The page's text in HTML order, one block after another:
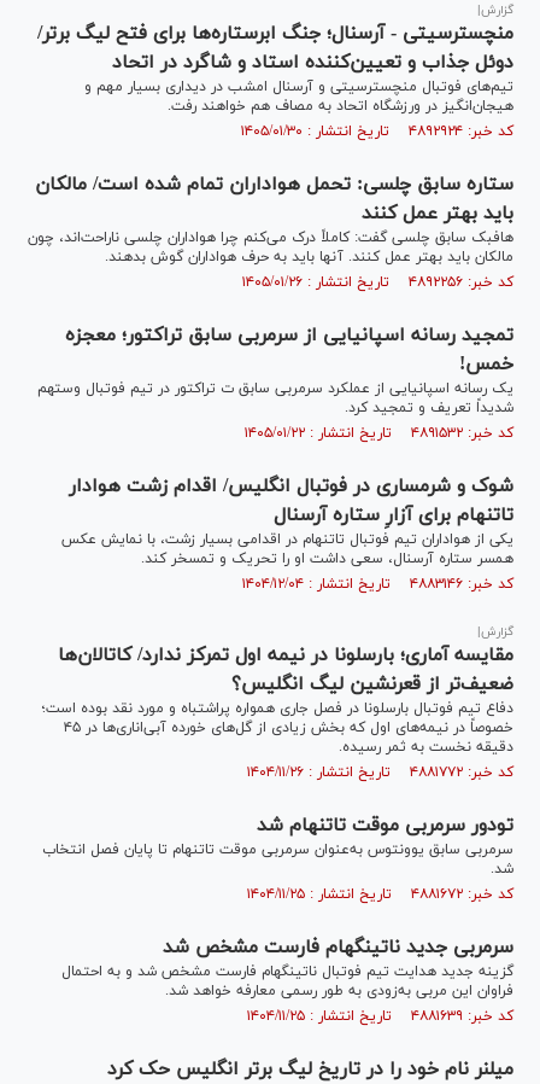
گزارش|
منچسترسیتی - آرسنال؛ جنگ ابرستاره‌ها برای فتح لیگ برتر/
دوئل جذاب و تعیین‌کننده استاد و شاگرد در اتحاد
تیم‌های فوتبال منچسترسیتی و آرسنال امشب در دیداری بسیار مهم و
هیجان‌انگیز در ورزشگاه اتحاد به مصاف هم خواهند رفت.
کد خبر: ۴۸۹۲۹۲۴ تاریخ انتشار : ۱۴۰۵/۰۱/۳۰
ستاره سابق چلسی: تحمل هواداران تمام شده است/ مالکان
باید بهتر عمل کنند
هافبک سابق چلسی گفت: کاملاً درک می‌کنم چرا هواداران چلسی ناراحت‌اند، چون
مالکان باید بهتر عمل کنند. آنها باید به حرف هواداران گوش بدهند.
کد خبر: ۴۸۹۲۲۵۶ تاریخ انتشار : ۱۴۰۵/۰۱/۲۶
تمجید رسانه اسپانیایی از سرمربی سابق تراکتور؛ معجزه
خمس!
یک رسانه اسپانیایی از عملکرد سرمربی سابق ت تراکتور در تیم فوتبال وستهم
شدیداً تعریف و تمجید کرد.
کد خبر: ۴۸۹۱۵۳۲ تاریخ انتشار : ۱۴۰۵/۰۱/۲۲
شوک و شرمساری در فوتبال انگلیس/ اقدام زشت هوادار
تاتنهام برای آزارِ ستاره آرسنال
یکی از هواداران تیم فوتبال تاتنهام در اقدامی بسیار زشت، با نمایش عکس
همسر ستاره آرسنال، سعی داشت او را تحریک و تمسخر کند.
کد خبر: ۴۸۸۳۱۴۶ تاریخ انتشار : ۱۴۰۴/۱۲/۰۴
گزارش|
مقایسه آماری؛ بارسلونا در نیمه اول تمرکز ندارد/ کاتالان‌ها
ضعیف‌تر از قعرنشین لیگ انگلیس؟
دفاع تیم فوتبال بارسلونا در فصل جاری همواره پراشتباه و مورد نقد بوده است؛
خصوصاً در نیمه‌های اول که بخش زیادی از گل‌های خورده آبی‌اناری‌ها در ۴۵
دقیقه نخست به ثمر رسیده.
کد خبر: ۴۸۸۱۷۷۲ تاریخ انتشار : ۱۴۰۴/۱۱/۲۶
تودور سرمربی موقت تاتنهام شد
سرمربی سابق یوونتوس به‌عنوان سرمربی موقت تاتنهام تا پایان فصل انتخاب
شد.
کد خبر: ۴۸۸۱۶۷۲ تاریخ انتشار : ۱۴۰۴/۱۱/۲۵
سرمربی جدید ناتینگهام فارست مشخص شد
گزینه جدید هدایت تیم فوتبال ناتینگهام فارست مشخص شد و به احتمال
فراوان این مربی به‌زودی به طور رسمی معارفه خواهد شد.
کد خبر: ۴۸۸۱۶۳۹ تاریخ انتشار : ۱۴۰۴/۱۱/۲۵
میلنر نام خود را در تاریخ لیگ برتر انگلیس حک کرد